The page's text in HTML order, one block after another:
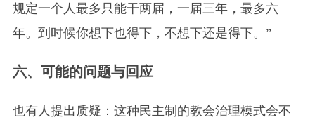
规定一个人最多只能干两届，一届三年，最多六
年。到时候你想下也得下，不想下还是得下。”
六、可能的问题与回应
也有人提出质疑：这种民主制的教会治理模式会不